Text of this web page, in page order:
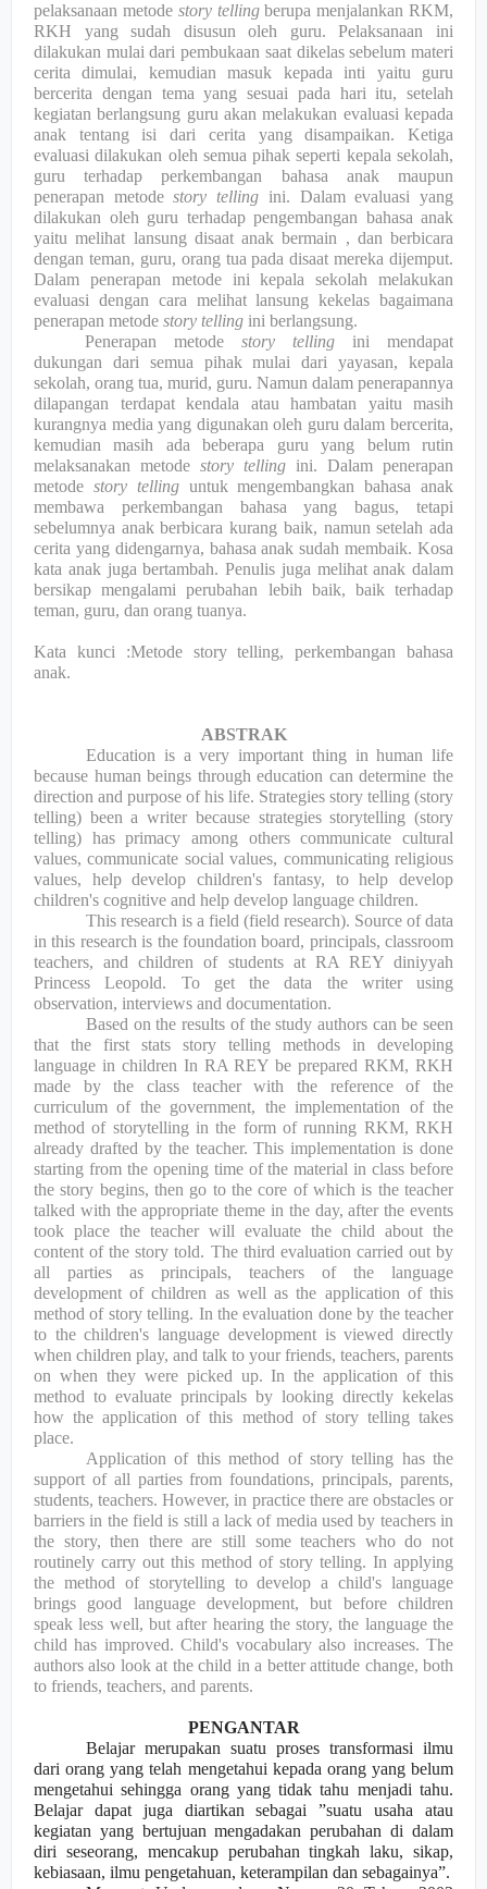
pelaksanaan metode story tellingberupa menjalankan RKM,
RKH yang sudah disusun oleh guru. Pelaksanaan ini
dilakukan mulai dari pembukaan saat dikelas sebelum materi
cerita dimulai, kemudian masuk kepada inti yaitu guru
bercerita dengan tema yang sesuai pada hari itu, setelah
kegiatan berlangsung guru akan melakukan evaluasi kepada
anak tentang isi dari cerita yang disampaikan. Ketiga
evaluasi dilakukan oleh semua pihak seperti kepala sekolah,
guru terhadap perkembangan bahasa anak maupun
penerapan metodestory telling ini. Dalam evaluasi yang
dilakukan oleh guru terhadap pengembangan bahasa anak
yaitu melihat lansung disaat anak bermain , dan berbicara
dengan teman, guru, orang tua pada disaat mereka dijemput.
Dalam penerapan metode ini kepala sekolah melakukan
evaluasi dengan cara melihat lansung kekelas bagaimana
penerapan metode story telling ini berlangsung.
Penerapan metodestory telling ini mendapat
dukungan dari semua pihak mulai dari yayasan, kepala
sekolah, orang tua, murid, guru. Namun dalam penerapannya
dilapangan terdapat kendala atau hambatan yaitu masih
kurangnya media yang digunakan oleh guru dalam bercerita,
kemudian masih ada beberapa guru yang belum rutin
melaksanakan metode story telling ini. Dalam penerapan
metode story tellinguntuk mengembangkan bahasa anak
membawa perkembangan bahasa yang bagus, tetapi
sebelumnya anak berbicara kurang baik, namun setelah ada
cerita yang didengarnya, bahasa anak sudah membaik. Kosa
kata anak juga bertambah. Penulis juga melihat anak dalam
bersikap mengalami perubahan lebih baik, baik terhadap
teman, guru, dan orang tuanya.
Kata kunci :Metode story telling, perkembangan bahasa
anak.
ABSTRAK
Education is a very important thing in human life
because human beings through education can determine the
direction and purpose of his life. Strategies story telling (story
telling) been a writer because strategies storytelling (story
telling) has primacy among others communicate cultural
values, communicate social values, communicating religious
values, help develop children's fantasy, to help develop
children's cognitive and help develop language children.
This research is a field (field research). Source of data
in this research is the foundation board, principals, classroom
teachers, and children of students at RA REY diniyyah
Princess Leopold. To get the data the writer using
observation, interviews and documentation.
Based on the results of the study authors can be seen
that the first stats story telling methods in developing
language in children In RA REY be prepared RKM, RKH
made by the class teacher with the reference of the
curriculum of the government, the implementation of the
method of storytelling in the form of running RKM, RKH
already drafted by the teacher. This implementation is done
starting from the opening time of the material in class before
the story begins, then go to the core of which is the teacher
talked with the appropriate theme in the day, after the events
took place the teacher will evaluate the child about the
content of the story told. The third evaluation carried out by
all parties as principals, teachers of the language
development of children as well as the application of this
method of story telling. In the evaluation done by the teacher
to the children's language development is viewed directly
when children play, and talk to your friends, teachers, parents
on when they were picked up. In the application of this
method to evaluate principals by looking directly kekelas
how the application of this method of story telling takes
place.
Application of this method of story telling has the
support of all parties from foundations, principals, parents,
students, teachers. However, in practice there are obstacles or
barriers in the field is still a lack of media used by teachers in
the story, then there are still some teachers who do not
routinely carry out this method of story telling. In applying
the method of storytelling to develop a child's language
brings good language development, but before children
speak less well, but after hearing the story, the language the
child has improved. Child's vocabulary also increases. The
authors also look at the child in a better attitude change, both
to friends, teachers, and parents.
PENGANTAR
Belajar merupakan suatu proses transformasi ilmu
dari orang yang telah mengetahui kepada orang yang belum
mengetahui sehingga orang yang tidak tahu menjadi tahu.
Belajar dapat juga diartikan sebagai ”suatu usaha atau
kegiatan yang bertujuan mengadakan perubahan di dalam
diri seseorang, mencakup perubahan tingkah laku, sikap,
kebiasaan, ilmu pengetahuan, keterampilan dan sebagainya”.